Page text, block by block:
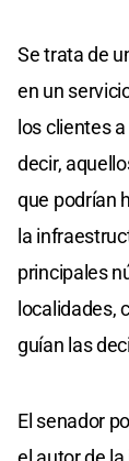
Se trata de
en un
los clientes
decir,
que podrían
la
principales
localidades,
guían las
El senador